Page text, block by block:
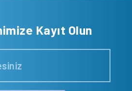
Kayıt Olun